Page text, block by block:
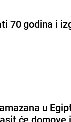
70 godina i
u